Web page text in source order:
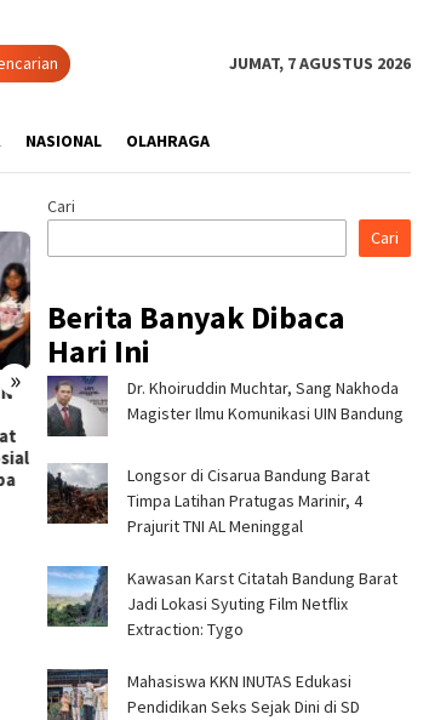
JUMAT, 7 AGUSTUS 2026
NASIONAL OLAHRAGA
»
Hadir di Indonesia Fashion
Week 2026, Tujuh Mitra
Binaan Pertamina Patra
Niaga RJBB Perluas Akses
Pasar dan Jejaring Bisnis
Kapolres
Silaturahmi
Kamtibmas
Cari
Cari
Berita Banyak Dibaca
Hari Ini
Dr. Khoiruddin Muchtar, Sang Nakhoda
Magister Ilmu Komunikasi UIN Bandung
Longsor di Cisarua Bandung Barat
Timpa Latihan Pra­tugas Marinir, 4
Prajurit TNI AL Meninggal
Kawasan Karst Citatah Bandung Barat
Jadi Lokasi Syuting Film Netflix
Extraction: Tygo
Mahasiswa KKN INUTAS Edukasi
Pendidikan Seks Sejak Dini di SD